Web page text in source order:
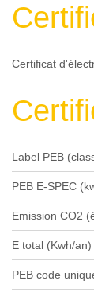
Certificat
Label PEB
PEB E-SPEC
Emission CO2
E total (Kwh/an)
PEB code